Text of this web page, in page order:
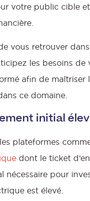
votre public cible
vous retrouver
les besoins de
afin de maîtriser
ce domaine.
initial
plateformes
dont le ticket
nécessaire pour
est élevé.